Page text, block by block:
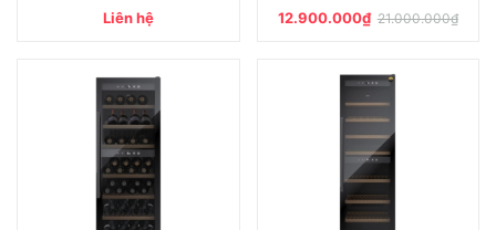
Liên hệ
12.900.000₫ 21.000.000₫